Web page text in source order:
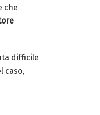
che
difficile
caso,